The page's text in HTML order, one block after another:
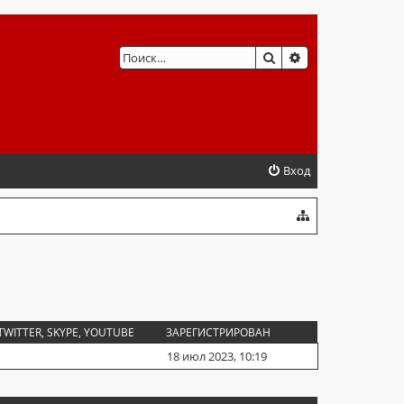
ПОИСК
Вход
SKYPE, YOUTUBE ЗАРЕГИСТРИРОВАН
18 июл 2023, 10:19